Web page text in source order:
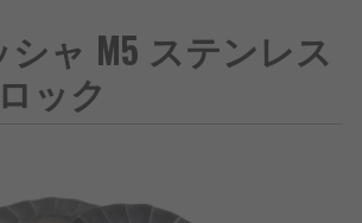
シャ M5 ステンレス
ック